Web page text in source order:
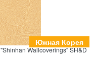
Южная Корея
"Shinhan Wallcoverings" SH&D